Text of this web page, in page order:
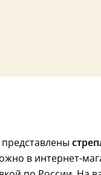
в интернет-